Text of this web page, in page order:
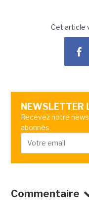
Cet article
NEWSLETTER
Recevez notre
abonnés
Commentaire